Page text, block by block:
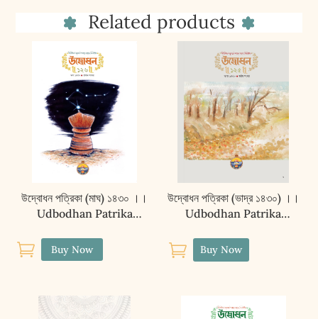
(March)
quantity
Related products
উদ্বোধন পত্রিকা (মাঘ) ১৪৩০ ।।
Udbodhan Patrika
 Buy Now
উদ্বোধন পত্রিকা (ভাদ্র ১৪৩০) ।।
Udbodhan Patrika
 Buy Now